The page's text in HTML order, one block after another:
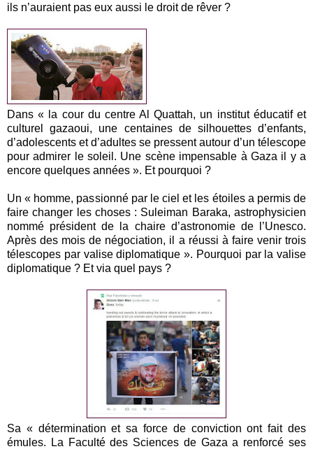
ils n’auraient pas eux aussi le droit de rêver ?
Dans « la cour du centre Al Quattah, un institut éducatif et
culturel gazaoui, une centaines de silhouettes d’enfants,
d’adolescents et d’adultes se pressent autour d’un télescope
pour admirer le soleil. Une scène impensable à Gaza il y a
encore quelques années ». Et pourquoi ?
Un « homme, passionné par le ciel et les étoiles a permis de
faire changer les choses : Suleiman Baraka, astrophysicien
nommé président de la chaire d’astronomie de l’Unesco.
Après des mois de négociation, il a réussi à faire venir trois
télescopes par valise diplomatique ». Pourquoi par la valise
diplomatique ? Et via quel pays ?
Sa « détermination et sa force de conviction ont fait des
émules. La Faculté des Sciences de Gaza a renforcé ses